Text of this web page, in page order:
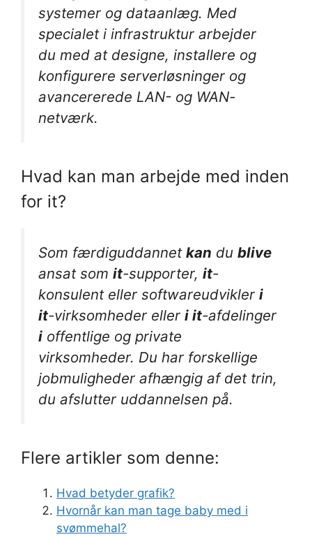
systemer og dataanlæg. Med
specialet i infrastruktur arbejder
du med at designe, installere og
konfigurere serverløsninger og
avancererede LAN- og WAN-
netværk.
Hvad kan man arbejde med inden
for it?
Som færdiguddannet kan du blive
ansat som it-supporter, it-
konsulent eller softwareudvikler i
it-virksomheder eller i it-afdelinger
i offentlige og private
virksomheder. Du har forskellige
jobmuligheder afhængig af det trin,
du afslutter uddannelsen på.
Flere artikler som denne:
Hvad betyder grafik?
Hvornår kan man tage baby med i
svømmehal?